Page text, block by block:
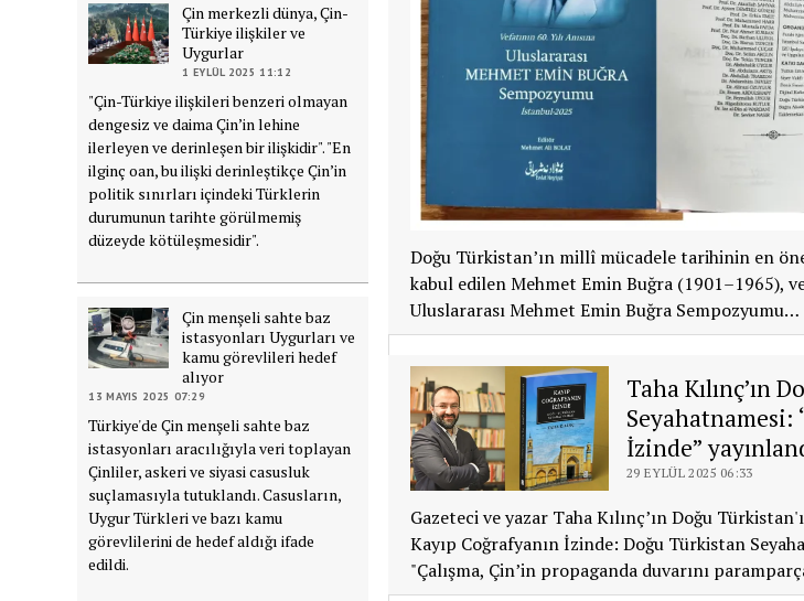
Çin merkezli dünya, Çin-
Türkiye ilişkiler ve
Uygurlar
1 EYLÜL 2025 11:12
"Çin-Türkiye ilişkileri benzeri olmayan
dengesiz ve daima Çin’in lehine
ilerleyen ve derinleşen bir ilişkidir". "En
ilginç oan, bu ilişki derinleştikçe Çin’in
politik sınırları içindeki Türklerin
durumunun tarihte görülmemiş
düzeyde kötüleşmesidir".
Çin menşeli sahte baz
istasyonları Uygurları ve
kamu görevlileri hedef
alıyor
13 MAYIS 2025 07:29
Türkiye'de Çin menşeli sahte baz
istasyonları aracılığıyla veri toplayan
Çinliler, askeri ve siyasi casusluk
suçlamasıyla tutuklandı. Casusların,
Uygur Türkleri ve bazı kamu
görevlilerini de hedef aldığı ifade
edildi.
Doğu Türkistan’ın millî mücadele tarihinin en
kabul edilen Mehmet Emin Buğra (1901–1965),
Uluslararası Mehmet Emin Buğra Sempozyumu…
Taha Kılınç’ın
Seyahatnamesi:
İzinde”
29 EYLÜL 2025 06:33
Gazeteci ve yazar Taha Kılınç’ın Doğu
Kayıp Coğrafyanın İzinde: Doğu Türkistan
"Çalışma, Çin’in propaganda duvarını